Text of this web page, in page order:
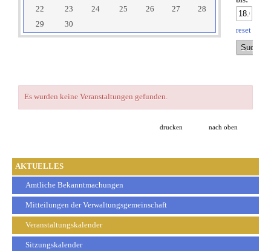
AKTUELLES
Amtliche Bekanntmachungen
Mitteilungen der Verwaltungsgemeinschaft
Veranstaltungskalender
Sitzungskalender
22
23 24 25 26 27
28
29
30
reset
Es wurden keine Veranstaltungen gefunden.
drucken nach oben